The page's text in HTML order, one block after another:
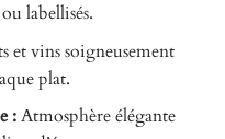
labellisés.
et vins soigneusement
plat.
:Atmosphère élégante